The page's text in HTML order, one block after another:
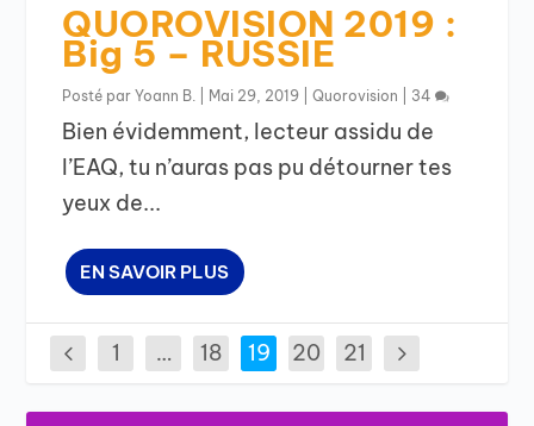
QUOROVISION 2019 :
Big 5 – RUSSIE
Posté parYoann B. Mai 29, 2019 |Quorovision 34
Bien évidemment, lecteur assidu de
l’EAQ, tu n’auras pas pu détourner tes
yeux de...
EN SAVOIR PLUS
1 … 18 19 20 21